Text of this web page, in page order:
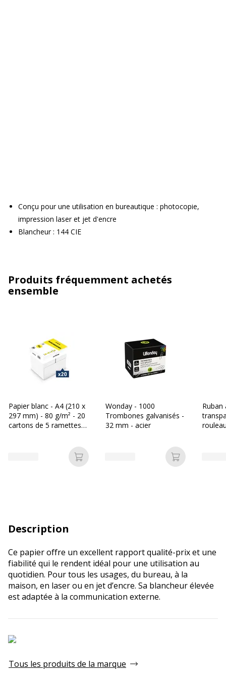
Conçu pour une utilisation en bureautique : photocopie,
impression laser et jet d'encre
Blancheur : 144 CIE
Produits fréquemment achetés
ensemble
Papier blanc - A4 (210 x
297 mm) - 80 g/m² - 20
cartons de 5 ramettes -
Ajouter au panier
Wonday - 1000
Trombones galvanisés -
32 mm - acier
Ajouter au
Ruban
Description
Ce papier offre un excellent rapport qualité-prix et une
fiabilité qui le rendent idéal pour une utilisation au
quotidien. Pour tous les usages, du bureau, à la
maison, en laser ou en jet d’encre. Sa blancheur élevée
est adaptée à la communication externe.
Tous les produits de la marque